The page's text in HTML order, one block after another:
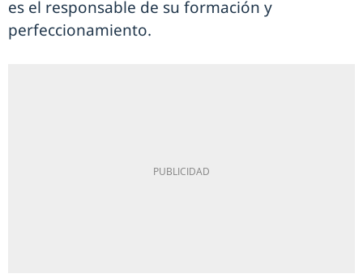
es el responsable de su formación y
perfeccionamiento.